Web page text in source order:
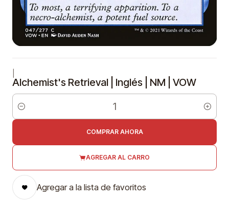
Alchemist's Retrieval | Inglés | NM | VOW
Cantidad
AGREGAR AL CARRO
COMPRAR AHORA
Agregar a la lista de favoritos